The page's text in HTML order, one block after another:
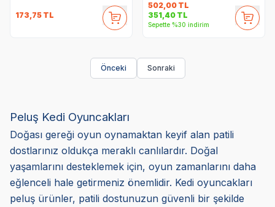
173,75 TL
502,00 TL
351,40 TL
Sepette %30 indirim
Önceki Sonraki
Peluş Kedi Oyuncakları
Doğası gereği oyun oynamaktan keyif alan patili
dostlarınız oldukça meraklı canlılardır. Doğal
yaşamlarını desteklemek için, oyun zamanlarını daha
eğlenceli hale getirmeniz önemlidir. Kedi oyuncakları
peluş ürünler, patili dostunuzun güvenli bir şekilde